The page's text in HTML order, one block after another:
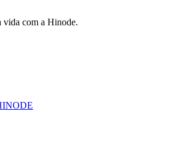
vida com a Hinode.